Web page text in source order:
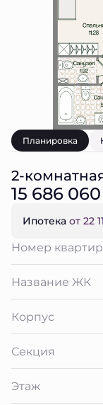
Планировка
2-
15 686
Ипотека от 22
Номер
Название ЖК
Корпус
Секция
Этаж